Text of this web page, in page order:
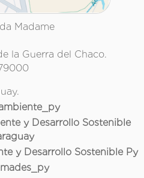
Madame
la Guerra del Chaco.
y Desarrollo Sostenible
y Desarrollo Sostenible Py